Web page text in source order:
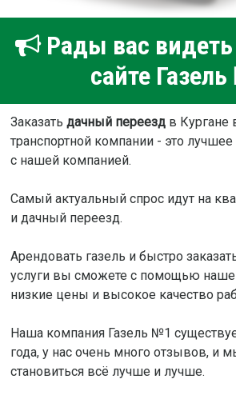
Рады вас
сайте
Заказать дачный переездв Кургане
транспортной компании - это
с нашей компанией.
Самый актуальный спрос идут на
и дачный переезд.
Арендовать газель и быстро
услуги вы сможете с помощью
низкие цены и высокое качество
Наша компания Газель №1
года, у нас очень много отзывов, и
становиться всё лучше и лучше.